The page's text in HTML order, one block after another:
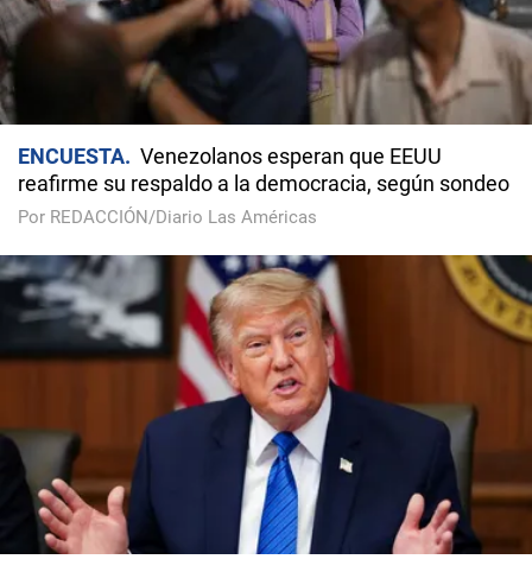
ENCUESTA
Venezolanos esperan que EEUU
reafirme su respaldo a la democracia, según sondeo
Por REDACCIÓN/Diario Las Américas